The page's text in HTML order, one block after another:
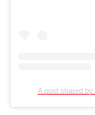
A post shared